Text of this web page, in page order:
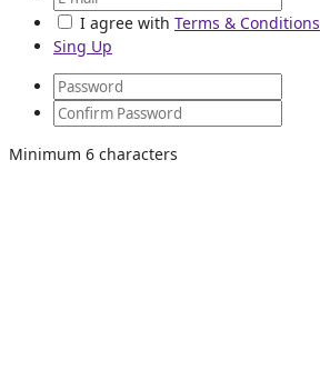
I agree with Terms & Conditions
Sing Up
Minimum 6 characters